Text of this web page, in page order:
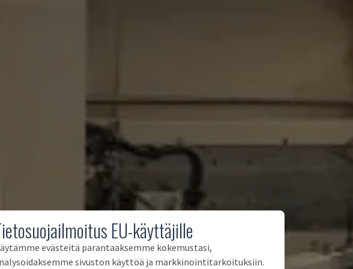
EU-käyttäjille
evästeitä parantaaksemme kokemustasi,
sivuston käyttöä ja markkinointitarkoituksiin.